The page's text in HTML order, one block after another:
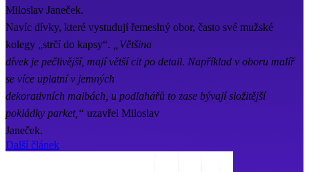
Miloslav Janeček.
Navíc dívky, které vystudují řemeslný obor, často své mužské
kolegy „strčí do kapsy“.
„Většina
dívek je pečlivější, mají větší cit po detail. Například v oboru malíř
se více uplatní v jemných
dekorativních malbách, u podlahářů to zase bývají složitější
pokládky parket,“ uzavřel Miloslav
Janeček.
Další článek